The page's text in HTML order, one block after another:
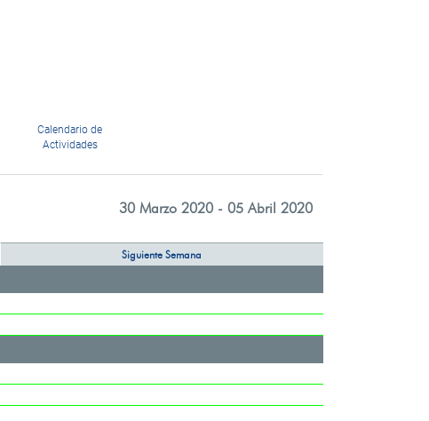
Calendario de
Actividades
30 Marzo 2020 - 05 Abril 2020
Siguiente Semana